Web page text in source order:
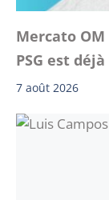
Mercato
PSG est
7 août 2026